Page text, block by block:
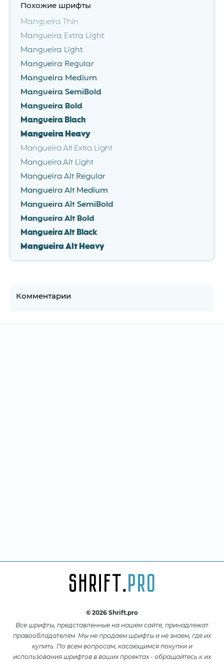
Похожие шрифты
Mangueira Thin
Mangueira Extra Light
Mangueira Light
Mangueira Regular
Mangueira Medium
Mangueira SemiBold
Mangueira Bold
Mangueira Black
Mangueira Heavy
Mangueira Alt Extra Light
Mangueira Alt Light
Mangueira Alt Regular
Mangueira Alt Medium
Mangueira Alt SemiBold
Mangueira Alt Bold
Mangueira Alt Black
Mangueira Alt Heavy
Комментарии
© 2026 Shrift.pro
Все шрифты, представленные на нашем сайте, принадлежат
правообладателям. Мы не продаем шрифты и не знаем, где их
купить. По всем вопросам, касающимся покупки и
использования шрифтов в ваших проектах - обращайтесь к их